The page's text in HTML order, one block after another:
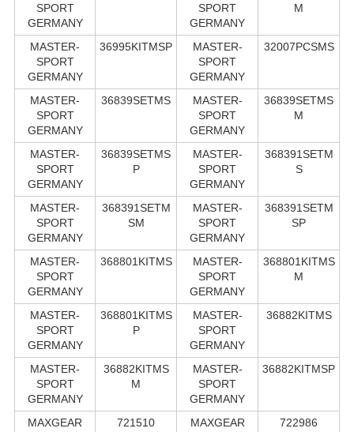
SPORT
GERMANY
SPORT
GERMANY
M
MASTER-
SPORT
GERMANY
36995KITMSP
MASTER-
SPORT
GERMANY
32007PCSMS
MASTER-
SPORT
GERMANY
36839SETMS
MASTER-
SPORT
GERMANY
36839SETMS
M
MASTER-
SPORT
GERMANY
36839SETMS
P
MASTER-
SPORT
GERMANY
368391SETM
S
MASTER-
SPORT
GERMANY
368391SETM
SM
MASTER-
SPORT
GERMANY
368391SETM
SP
MASTER-
SPORT
GERMANY
368801KITMS
MASTER-
SPORT
GERMANY
368801KITMS
M
MASTER-
SPORT
GERMANY
368801KITMS
P
MASTER-
SPORT
GERMANY
36882KITMS
MASTER-
SPORT
GERMANY
36882KITMS
M
MASTER-
SPORT
GERMANY
36882KITMSP
MAXGEAR 721510 MAXGEAR
722986